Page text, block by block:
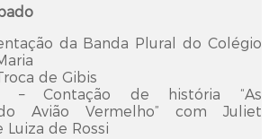
da Banda Plural do Colégio
de Gibis
– Contação de história “As
Avião Vermelho” com Juliet
de Rossi